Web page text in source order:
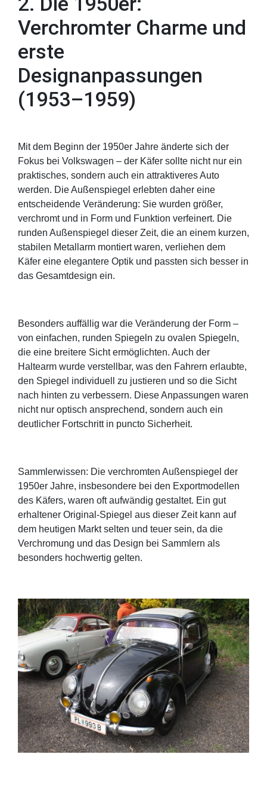
Verchromter Charme und
erste
Designanpassungen
(1953–1959)
Mit dem Beginn der 1950er Jahre änderte sich der
Fokus bei Volkswagen – der Käfer sollte nicht nur ein
praktisches, sondern auch ein attraktiveres Auto
werden. Die Außenspiegel erlebten daher eine
entscheidende Veränderung: Sie wurden größer,
verchromt und in Form und Funktion verfeinert. Die
runden Außenspiegel dieser Zeit, die an einem kurzen,
stabilen Metallarm montiert waren, verliehen dem
Käfer eine elegantere Optik und passten sich besser in
das Gesamtdesign ein.
Besonders auffällig war die Veränderung der Form –
von einfachen, runden Spiegeln zu ovalen Spiegeln,
die eine breitere Sicht ermöglichten. Auch der
Haltearm wurde verstellbar, was den Fahrern erlaubte,
den Spiegel individuell zu justieren und so die Sicht
nach hinten zu verbessern. Diese Anpassungen waren
nicht nur optisch ansprechend, sondern auch ein
deutlicher Fortschritt in puncto Sicherheit.
Sammlerwissen: Die verchromten Außenspiegel der
1950er Jahre, insbesondere bei den Exportmodellen
des Käfers, waren oft aufwändig gestaltet. Ein gut
erhaltener Original-Spiegel aus dieser Zeit kann auf
dem heutigen Markt selten und teuer sein, da die
Verchromung und das Design bei Sammlern als
besonders hochwertig gelten.